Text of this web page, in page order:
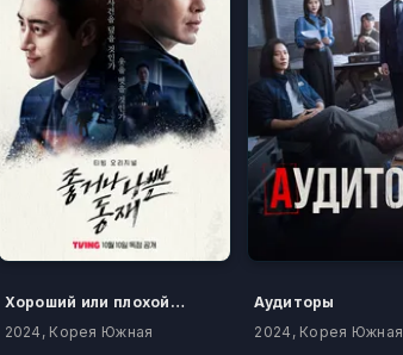
Хороший или плохой прокурор
2024, Корея Южная
Аудиторы
2024, Корея Южная